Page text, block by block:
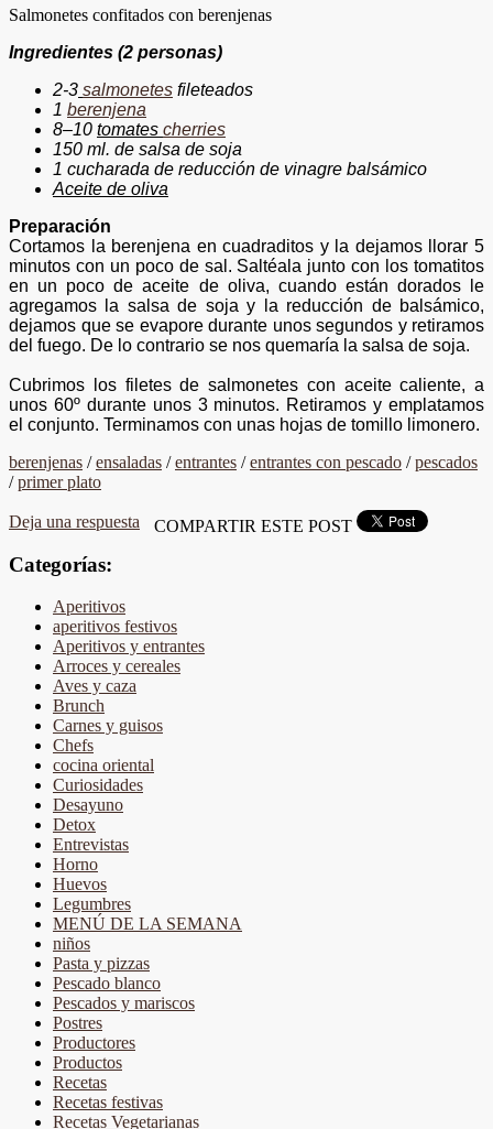
Salmonetes confitados con berenjenas
Ingredientes (2 personas)
2-3 salmonetes fileteados
1 berenjena
8–10 tomates cherries
150 ml. de salsa de soja
1 cucharada de reducción de vinagre balsámico
Aceite de oliva
Preparación
Cortamos la berenjena encuadraditos y la dejamos llorar 5
minutos con un poco de sal. Saltéala junto con los tomatitos
en un poco de aceite de oliva, cuando están dorados le
agregamos la salsa de soja y la reducción de balsámico,
dejamos que se evapore durante unos segundos y retiramos
del fuego. De lo contrario se nos quemaría la salsa de soja.
Cubrimos
los filetes de salmonetes con aceite caliente, a
unos 60º durante unos 3 minutos. Retiramos y emplatamos
el conjunto. Terminamos con unas hojas de tomillo limonero.
berenjenas /ensaladas /entrantes /entrantes con pescado /pescados
/primer plato
Deja una respuesta COMPARTIR ESTE POST
Categorías:
Aperitivos
aperitivos festivos
Aperitivos y entrantes
Arroces y cereales
Aves y caza
Brunch
Carnes y guisos
Chefs
cocina oriental
Curiosidades
Desayuno
Detox
Entrevistas
Horno
Huevos
Legumbres
MENÚ DE LA SEMANA
niños
Pasta y pizzas
Pescado blanco
Pescados y mariscos
Postres
Productores
Productos
Recetas
Recetas festivas
Recetas Vegetarianas